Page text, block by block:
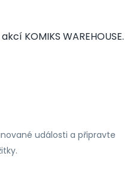
KOMIKS WAREHOUSE.
události a připravte